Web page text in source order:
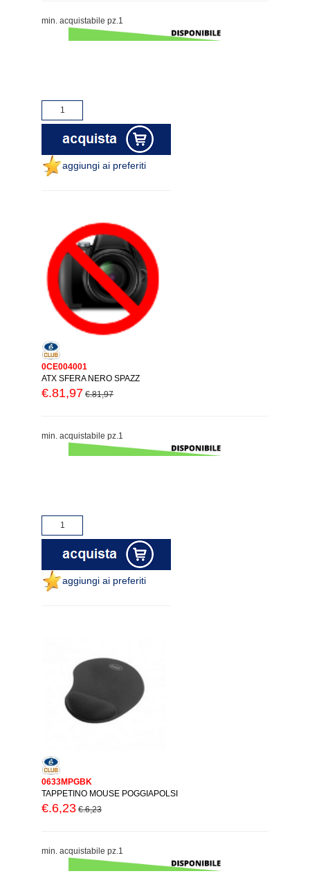
min. acquistabile pz.1
aggiungi ai preferiti
0CE004001
ATX SFERA NERO SPAZZ
€.81,97 €.81,97
min. acquistabile pz.1
aggiungi ai preferiti
0633MPGBK
TAPPETINO MOUSE POGGIAPOLSI
€.6,23 €.6,23
min. acquistabile pz.1